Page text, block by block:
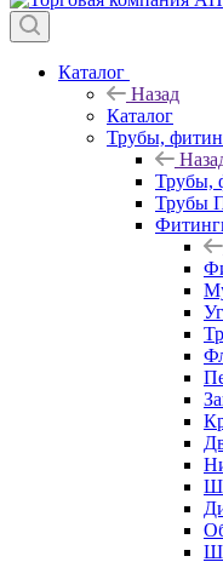
Каталог
Назад
Каталог
Трубы,
Трубы,
Трубы